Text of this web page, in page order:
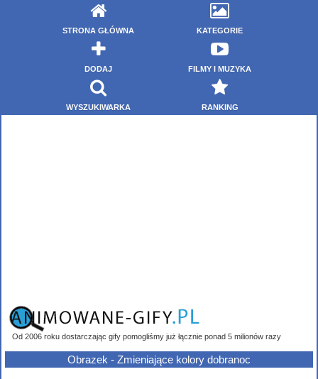
STRONA GŁÓWNA KATEGORIE
DODAJ FILMY I MUZYKA
WYSZUKIWARKA RANKING
Od 2006 roku dostarczając gify pomogliśmy już łącznie ponad 5 milionów razy
Obrazek - Zmieniające kolory dobranoc